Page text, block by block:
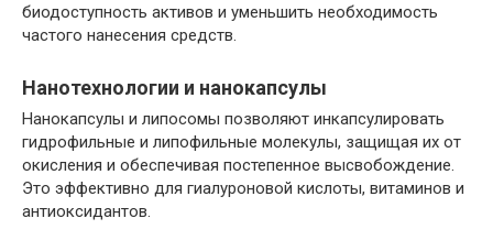
биодоступность активов и уменьшить необходимость
частого нанесения средств.
Нанотехнологии и нанокапсулы
Нанокапсулы и липосомы позволяют инкапсулировать
гидрофильные и липофильные молекулы, защищая их от
окисления и обеспечивая постепенное высвобождение.
Это эффективно для гиалуроновой кислоты, витаминов и
антиоксидантов.